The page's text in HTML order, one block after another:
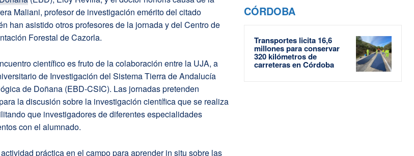
Maliani, profesor de investigación emérito del citado
han asistido otros profesores de la jornada y del Centro de
Forestal de Cazorla.
científico es fruto de la colaboración entre la UJA, a
de Investigación del Sistema Tierra de Andalucía
de Doñana (EBD-CSIC). Las jornadas pretenden
la discusión sobre la investigación científica que se realiza
que investigadores de diferentes especialidades
con el alumnado.
práctica en el campo para aprender in situ sobre las
CÓRDOBA
Transportes licita 16,6
millones para conservar
320 kilómetros de
carreteras en Córdoba